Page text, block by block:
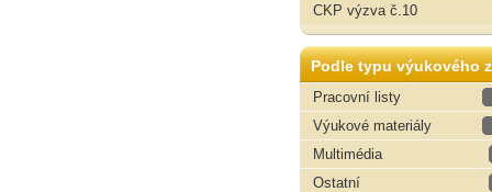
CKP výzva č.10
Podle typu výukového
Pracovní listy
Výukové materiály
Multimédia
Ostatní